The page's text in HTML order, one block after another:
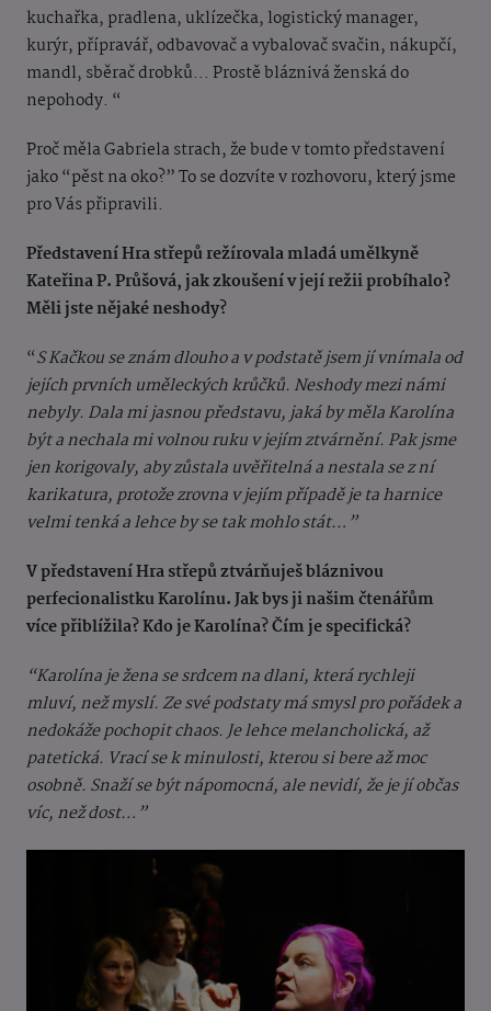
kuchařka, pradlena, uklízečka, logistický manager,
kurýr, přípravář, odbavovač a vybalovač svačin, nákupčí,
mandl, sběrač drobků... Prostě bláznivá ženská do
nepohody. “
Proč měla Gabriela strach, že bude v tomto představení
jako “pěst na oko?” To se dozvíte v rozhovoru, který jsme
pro Vás připravili.
Představení Hra střepů režírovala mladá umělkyně
Kateřina P. Průšová, jak zkoušení v její režii probíhalo?
Měli jste nějaké neshody?
“S Kačkou se znám dlouho a v podstatě jsem jí vnímala od
jejích prvních uměleckých krůčků. Neshody mezi námi
nebyly. Dala mi jasnou představu, jaká by měla Karolína
být a nechala mi volnou ruku v jejím ztvárnění. Pak jsme
jen korigovaly, aby zůstala uvěřitelná a nestala se z ní
karikatura, protože zrovna v jejím případě je ta harnice
velmi tenká a lehce by se tak mohlo stát…”
V představení Hra střepů ztvárňuješ bláznivou
perfecionalistku Karolínu. Jak bys ji našim čtenářům
více přiblížila? Kdo je Karolína? Čím je specifická?
“Karolína je žena se srdcem na dlani, která rychleji
mluví, než myslí. Ze své podstaty má smysl pro pořádek a
nedokáže pochopit chaos. Je lehce melancholická, až
patetická. Vrací se k minulosti, kterou si bere až moc
osobně. Snaží se být nápomocná, ale nevidí, že je jí občas
víc, než dost…”